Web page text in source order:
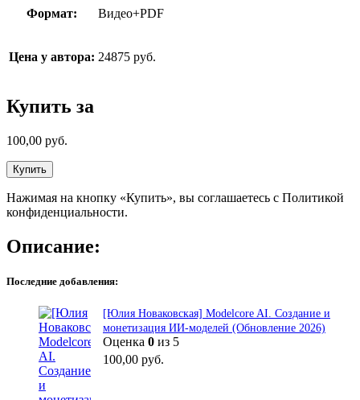
Формат: Видео+PDF
Цена у автора: 24875 руб.
Купить за
100,00 руб.
Купить
Нажимая на кнопку «Купить», вы соглашаетесь с Политикой
конфиденциальности.
Описание:
Последние добавления:
[Юлия Новаковская] Modelcore AI. Создание и
монетизация ИИ-моделей (Обновление 2026)
Оценка 0 из 5
100,00 руб.